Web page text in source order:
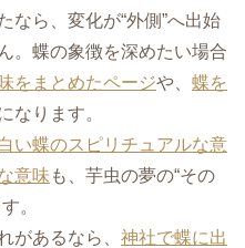
なら、変化が“外側”へ出始
。蝶の象徴を深めたい場合
をまとめたページや、 蝶を
なります。
い蝶のスピリチュアルな意
意味 も、芋虫の夢の“その
。
があるなら、 神社で蝶に出